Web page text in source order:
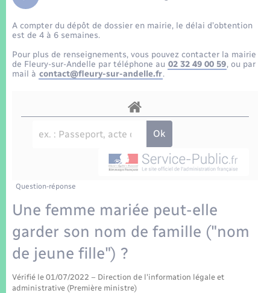
Etat-civil - Papiers - Citoyenneté
Mariage – PACS
Parrainage civil
Logement - Urbanisme
Nouvel habitant
Organisation d’événement
Sécurité - Prévention
Seniors
Transports scolaires
Travaux - Autorisation d’occupation de l’espace
public
Compétences
Plan interactif
La Communauté de communes
A compter du dépôt de dossier en mairie, le délai d’obtention
est de 4 à 6 semaines.
Pour plus de renseignements, vous pouvez contacter la mairie
de Fleury-sur-Andelle par téléphone au 02 32 49 00 59, ou par
mail à contact@fleury-sur-andelle.fr.
Question-réponse
Une femme mariée peut-elle
garder son nom de famille ("nom
de jeune fille") ?
Vérifié le 01/07/2022 – Direction de l'information légale et
administrative (Première ministre)